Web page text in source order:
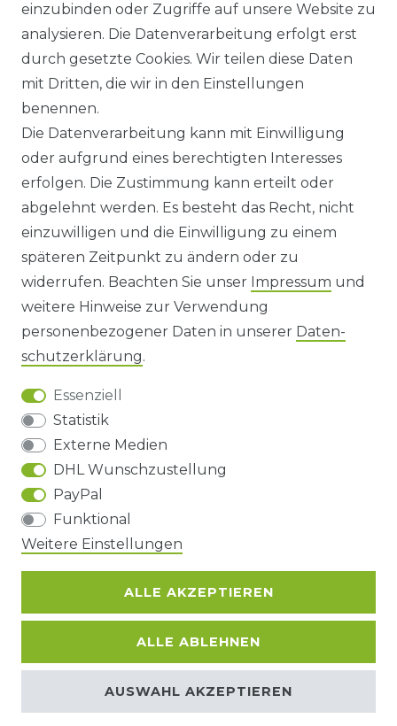
KONTAKT
ANFAHRT
WIDERRUFS­FORMULAR
HINWEISE ZUR BATTERIEENTSORGUNG
IMPRESSUM
AGB UND KUNDENINFORMATIONEN
DATENSCHUTZERKLÄRUNG
BARRIEREFREIHEIT
Impressum Daten­schutz­erklärung
Barrierefreiheitserklärung
VERTRAG WIDERRUFEN Kontakt
vorbehalten.
einzubinden oder Zugriffe auf unsere Website zu
analysieren. Die Datenverarbeitung erfolgt erst
durch gesetzte Cookies. Wir teilen diese Daten
mit Dritten, die wir in den Einstellungen
benennen.
Die Datenverarbeitung kann mit Einwilligung
oder aufgrund eines berechtigten Interesses
erfolgen. Die Zustimmung kann erteilt oder
abgelehnt werden. Es besteht das Recht, nicht
einzuwilligen und die Einwilligung zu einem
späteren Zeitpunkt zu ändern oder zu
widerrufen. Beachten Sie unser Impressum und
weitere Hinweise zur Verwendung
personenbezogener Daten in unserer Daten­
schutz­erklärung.
Essenziell
Statistik
Externe Medien
DHL Wunschzustellung
PayPal
Funktional
Weitere Einstellungen
ALLE AKZEPTIEREN
ALLE ABLEHNEN
AUSWAHL AKZEPTIEREN